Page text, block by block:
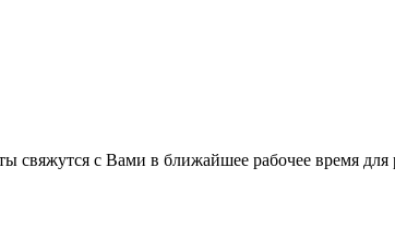
свяжутся с Вами в ближайшее рабочее время